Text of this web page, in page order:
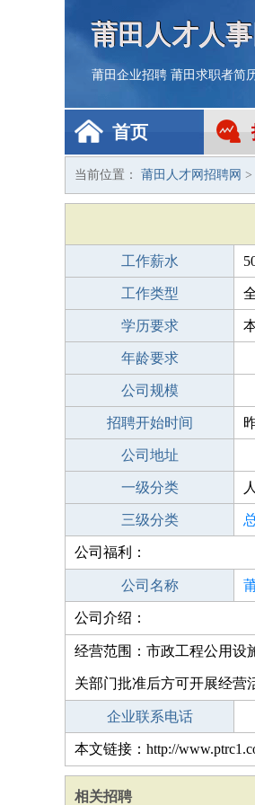
莆田人才人
莆田企业招聘 莆田求职者简
首页
当前位置： 莆田人才网招聘网 >
工作薪水
工作类型
学历要求
年龄要求
公司规模
招聘开始时间
公司地址
一级分类
三级分类
公司福利：
公司名称
公司介绍：
经营范围：市政工程公用设
关部门批准后方可开展经营
企业联系电话
本文链接：http://
相关招聘